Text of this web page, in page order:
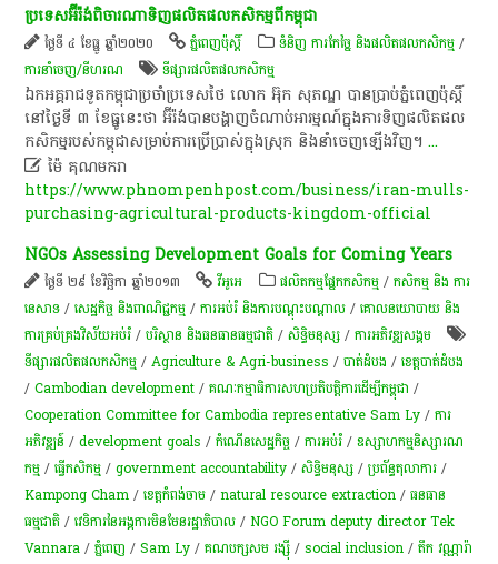
ប្រទេស​អ៊ី​រ៉​ង់​ពិចារណា​ទិញ​ផលិតផល​កសិកម្ម​ពី​កម្ពុជា​
ថ្ងៃទី ៤ ខែធ្នូ ឆ្នាំ២០២០ ភ្នំពេញប៉ុស្តិ៍ ទំនិញ ការកែច្នៃ និងផលិតផលកសិកម្ម /
ការនាំចេញ/នីហរណ
ទីផ្សារផលិតផលកសិកម្ម
​ឯកអគ្គរាជទូត​កម្ពុជា​ប្រចាំ​ប្រទេស​ថៃ​ លោក​ អ៊ុ​ក​ សុ​ភណ្ឌ​ បាន​ប្រាប់​ភ្នំពេញ​ប៉ុស្តិ៍​
នៅ​ថ្ងៃ​ទី​ ៣​ ខែធ្នូ​នេះ​ថា​ អ៊ី​រ៉​ង់​បាន​បង្ហាញ​ចំណាប់អារម្មណ៍​ក្នុង​ការ​ទិញ​ផលិតផល​
កសិកម្ម​របស់​កម្ពុជា​សម្រាប់​ការ​ប្រើប្រាស់​ក្នុងស្រុក​ និង​នាំ​ចេញ​ឡើង​វិញ​។...
 ម៉ៃ គុណមករា
https://www.phnompenhpost.com/business/iran-mulls-
purchasing-agricultural-products-kingdom-official
NGOs Assessing Development Goals for Coming Years
ថ្ងៃទី ២៩ ខែវិច្ឆិកា ឆ្នាំ២០១៣ វីអូអេ ​ផលិតកម្ម​ផ្នែក​កសិកម្ម​ /កសិកម្ម​ និង​ ការ​
នេ​សាទ​ /សេដ្ឋកិច្ច និងពាណិជ្ជកម្ម /ការអប់រំ និងការបណ្តុះបណ្តាល /គោលនយោបាយ និង
ការគ្រប់គ្រងវិស័យអប់រំ /បរិស្ថាន និងធនធានធម្មជាតិ /សិទ្ធិមនុស្ស /ការ​អភិវឌ្ឍ​សង្គម
ទីផ្សារផលិតផលកសិកម្ម /Agriculture & Agri-business /បាត់ដំបង /ខេត្តបាត់ដំបង
/Cambodian development /គណៈកម្មាធិការសហប្រតិបត្តិការដើម្បីកម្ពុជា /
Cooperation Committee for Cambodia representative Sam Ly /ការ
អភិវឌ្ឍន៍ /development goals /កំណើន​សេដ្ឋកិច្ច /ការអប់រំ /ឧស្សាហកម្មនិស្សារណ
កម្ម /ធ្វើកសិកម្ម /government accountability /សិទ្ធិមនុស្ស /ប្រព័ន្ធ​តុលាការ /
Kampong Cham /ខេត្តកំពង់ចាម /natural resource extraction /ធនធាន
ធម្មជាតិ /វេទិការនៃអង្គការមិនមែនរដ្ឋាភិបាល /NGO Forum deputy director Tek
Vannara /ភ្នំពេញ /Sam Ly /គណបក្សសម រង្ស៊ី /social inclusion /តឹក វណ្ណារ៉ា